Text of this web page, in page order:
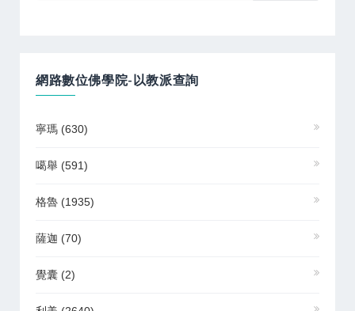
網路數位佛學院-以教派查詢
寧瑪 (630)
噶舉 (591)
格魯 (1935)
薩迦 (70)
覺囊 (2)